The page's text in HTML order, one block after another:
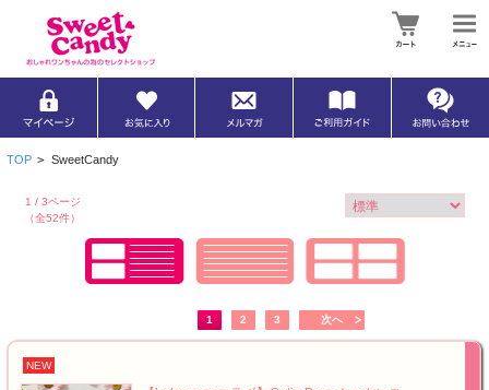
TOP > SweetCandy
1 / 3ページ
（全52件）
1 2 3 次へ
NEW